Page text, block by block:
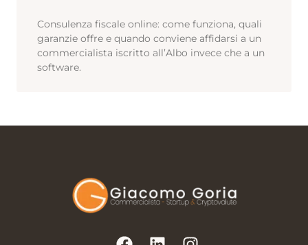
Consulenza fiscale online: come funziona, quali
garanzie offre e quando conviene affidarsi a un
commercialista iscritto all’Albo invece che a un
software.